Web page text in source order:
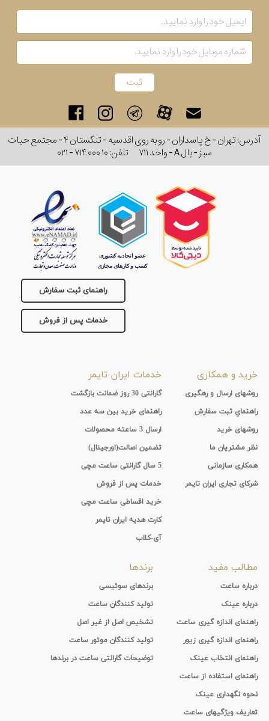
سایز
بند
آدرس: تهران - خ پاسداران - رو به روی اقدسیه - تنگستان ۴ - مجتمع حیات
سبز - بال A - واحد ۷۱۱
تلفن:۰۲۱ - ۷۱۴ ۰۰۰ ۱۰
راهنمای ثبت سفارش
خدمات پس از فروش
خرید و همکاری
روشهای ارسال و رهگیری
راهنماي ثبت سفارش
روشهای خرید
نظر مشتریان ما
همکاری سازمانی
شرکای تجاری ایران تایمر
خدمات ایران تایمر
گارانتی 30 روز ضمانت بازگشت
راهنمای خرید بین سه عدد
ارسال 3 ساعته محصولات
تضمین اصالت(اورجینال)
5 سال گارانتی ساعت مچی
خدمات پس از فروش
خرید اقساطی ساعت مچی
کارت هدیه ایران تایمر
آی-کلاب
مطالب مفید
درباره ساعت
درباره عینک
راهنمای اندازه گیری ساعت
راهنمای اندازه گیری زیور
راهنمای انتخاب عینک
راهنمای استفاده از ساعت
نحوه نگهداری عینک
تعاریف ویژگیهای ساعت
برندها
برندهای سوئیسی
تولید کنندگان ساعت
تشخیص اصل از غیر اصل
تولید کنندگان موتور ساعت
توضیحات گارانتی ساعت در برندها